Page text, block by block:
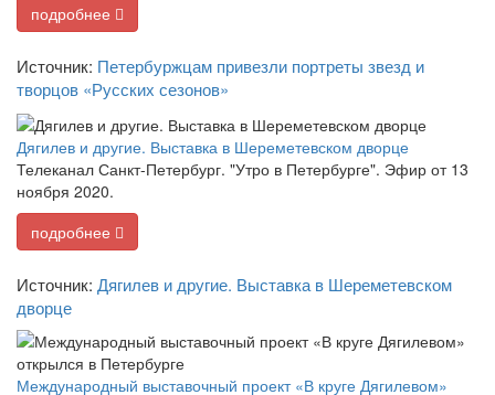
подробнее
Источник: Петербуржцам привезли портреты звезд и
творцов «Русских сезонов»
Дягилев и другие. Выставка в Шереметевском дворце
Телеканал Санкт-Петербург. "Утро в Петербурге". Эфир от 13
ноября 2020.
подробнее
Источник: Дягилев и другие. Выставка в Шереметевском
дворце
Международный выставочный проект «В круге Дягилевом»